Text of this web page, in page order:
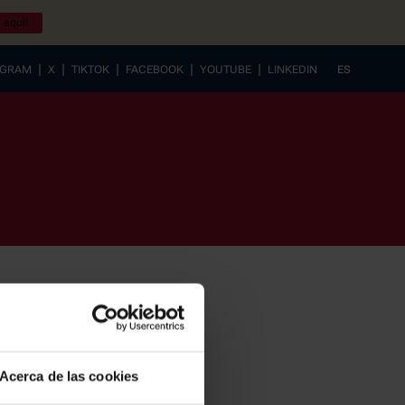
Acerca de las cookies
aquí!
| X | TIKTOK | FACEBOOK | YOUTUBE | LINKEDIN
ES